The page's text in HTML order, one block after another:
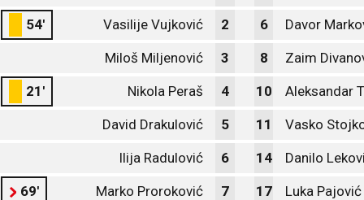
54' Vasilije Vujković 2 6 Davor
Miloš Miljenović 3 8 Zaim
21' Nikola Peraš 4 10 Aleksandar
David Drakulović 5 11 Vasko
Ilija Radulović 6 14 Danilo
69' Marko Proroković 7 17 Luka Pajović